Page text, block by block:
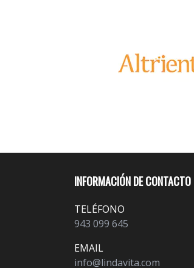
INFORMACIÓN DE CONTACTO
TELÉFONO
943 099 645
EMAIL
info@lindavita.com